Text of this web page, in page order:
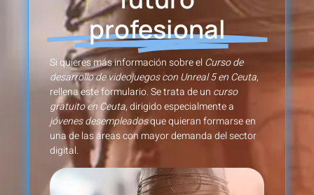
profesional
Si quieres más información sobre el Curso de
desarrollo de videojuegos con Unreal 5 en Ceuta,
rellena este formulario. Se trata de un curso
gratuito en Ceuta, dirigido especialmente a
jóvenes desempleadosque quieran formarse en
una de las áreas con mayor demanda del sector
digital.